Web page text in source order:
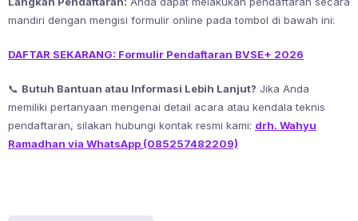
mandiri dengan mengisi formulir online pada tombol di bawah ini:
DAFTAR SEKARANG: Formulir Pendaftaran BVSE+ 2026
📞 Butuh Bantuan atau Informasi Lebih Lanjut? Jika Anda
memiliki pertanyaan mengenai detail acara atau kendala teknis
pendaftaran, silakan hubungi kontak resmi kami: drh. Wahyu
Ramadhan via WhatsApp (085257482209)